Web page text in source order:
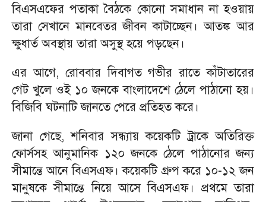
বিএসএফের পতাকা বৈঠকে কোনো সমাধান না হওয়ায়
তারা সেখানে মানবেতর জীবন কাটাচ্ছেন। আতঙ্ক আর
ক্ষুধার্ত অবস্থায় তারা অসুস্থ হয়ে পড়ছেন।
এর আগে, রোববার দিবাগত গভীর রাতে কাঁটাতারের
গেট খুলে ওই ১০ জনকে বাংলাদেশে ঠেলে পাঠানো হয়।
বিজিবি ঘটনাটি জানতে পেরে প্রতিহত করে।
জানা গেছে, শনিবার সন্ধ্যায় কয়েকটি ট্রাকে অতিরিক্ত
ফোর্সসহ আনুমানিক ১২০ জনকে ঠেলে পাঠানোর জন্য
সীমান্তে আনে বিএসএফ। কয়েকটি গ্রুপ করে ১০-১২ জন
মানুষকে সীমান্তে নিয়ে আসে বিএসএফ। প্রথমে তারা